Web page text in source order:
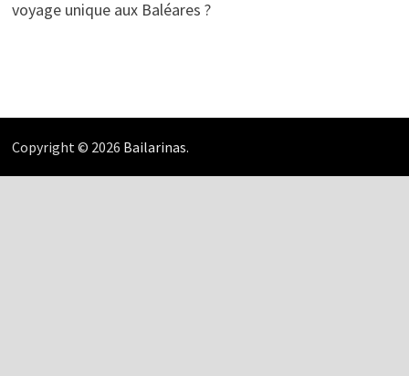
voyage unique aux Baléares ?
Copyright © 2026 Bailarinas.